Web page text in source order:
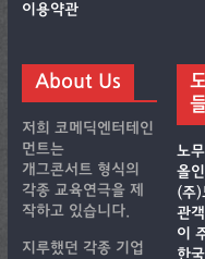
이용약관
About Us
저희 코메딕엔터테인
먼트는
개그콘서트 형식의
각종 교육연극을 제
작하고 있습니다.
지루했던 각종 기업
노
올
(주)
관
이
한